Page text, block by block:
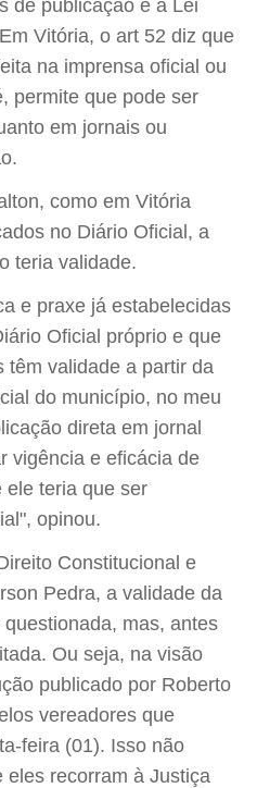
de publicação é a Lei
Vitória, o art 52 diz que
na imprensa oficial ou
permite que pode ser
em jornais ou
como em Vitória
no Diário Oficial, a
teria validade.
e praxe já estabelecidas
Oficial próprio e que
têm validade a partir da
do município, no meu
direta em jornal
vigência e eficácia de
ele teria que ser
opinou.
Constitucional e
Pedra, a validade da
mas, antes
Ou seja, na visão
publicado por Roberto
vereadores que
feira (01). Isso não
eles recorram à Justiça